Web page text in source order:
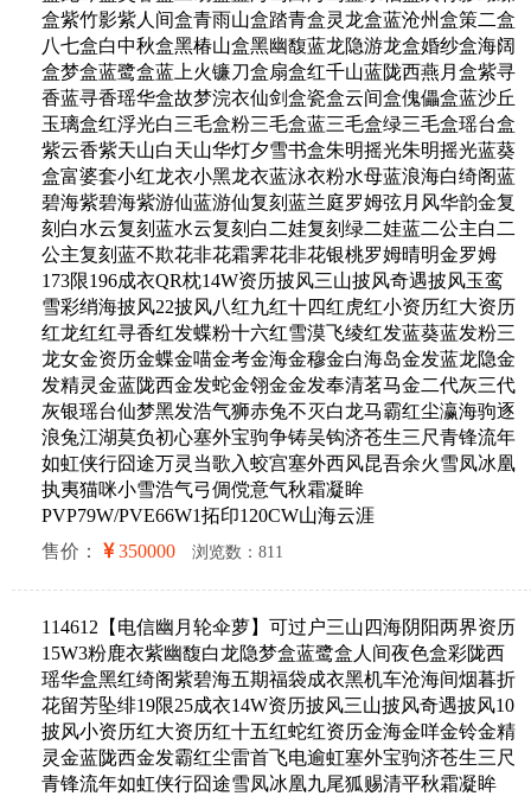
盒紫竹影紫人间盒青雨山盒踏青盒灵龙盒蓝沧州盒策二盒
八七盒白中秋盒黑椿山盒黑幽馥蓝龙隐游龙盒婚纱盒海阔
盒梦盒蓝鹭盒蓝上火镰刀盒扇盒红千山蓝陇西燕月盒紫寻
香蓝寻香瑶华盒故梦浣衣仙剑盒瓷盒云间盒傀儡盒蓝沙丘
玉璃盒红浮光白三毛盒粉三毛盒蓝三毛盒绿三毛盒瑶台盒
紫云香紫天山白天山华灯夕雪书盒朱明摇光朱明摇光蓝葵
盒富婆套小红龙衣小黑龙衣蓝泳衣粉水母蓝浪海白绮阁蓝
碧海紫碧海紫游仙蓝游仙复刻蓝兰庭罗姆弦月风华韵金复
刻白水云复刻蓝水云复刻白二娃复刻绿二娃蓝二公主白二
公主复刻蓝不欺花非花霜霁花非花银桃罗姆晴明金罗姆
173限196成衣QR枕14W资历披风三山披风奇遇披风玉鸾
雪彩绡海披风22披风八红九红十四红虎红小资历红大资历
红龙红红寻香红发蝶粉十六红雪漠飞绫红发蓝葵蓝发粉三
龙女金资历金蝶金喵金考金海金穆金白海岛金发蓝龙隐金
发精灵金蓝陇西金发蛇金翎金金发奉清茗马金二代灰三代
灰银瑶台仙梦黑发浩气狮赤兔不灭白龙马霸红尘瀛海驹逐
浪兔江湖莫负初心塞外宝驹争铸吴钩济苍生三尺青锋流年
如虹侠行囧途万灵当歌入蛟宫塞外西风昆吾余火雪凤冰凰
执夷猫咪小雪浩气弓倜傥意气秋霜凝眸
PVP79W/PVE66W1拓印120CW山海云涯
售价：
350000 浏览数：811
114612【电信幽月轮伞萝】可过户三山四海阴阳两界资历
15W3粉鹿衣紫幽馥白龙隐梦盒蓝鹭盒人间夜色盒彩陇西
瑶华盒黑红绮阁紫碧海五期福袋成衣黑机车沧海间烟暮折
花留芳坠绯19限25成衣14W资历披风三山披风奇遇披风10
披风小资历红大资历红十五红蛇红资历金海金咩金铃金精
灵金蓝陇西金发霸红尘雷首飞电逾虹塞外宝驹济苍生三尺
青锋流年如虹侠行囧途雪凤冰凰九尾狐赐清平秋霜凝眸